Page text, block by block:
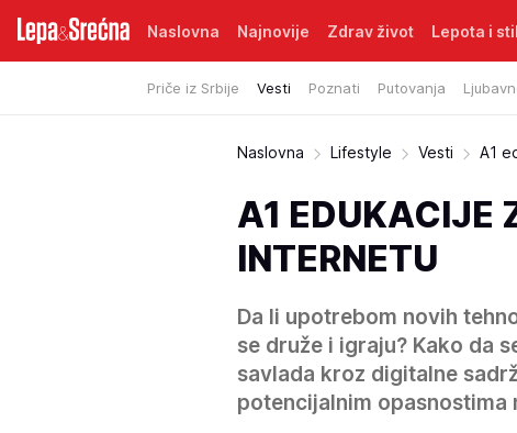
Naslovna Najnovije Zdrav život Lepota i stil
Priče iz Srbije Vesti Poznati Putovanja
Naslovna Lifestyle Vesti A1
A1 EDUKACIJE
INTERNETU
Da li upotrebom novih
se druže i igraju? Kako da
savlada kroz digitalne
potencijalnim opasnostima